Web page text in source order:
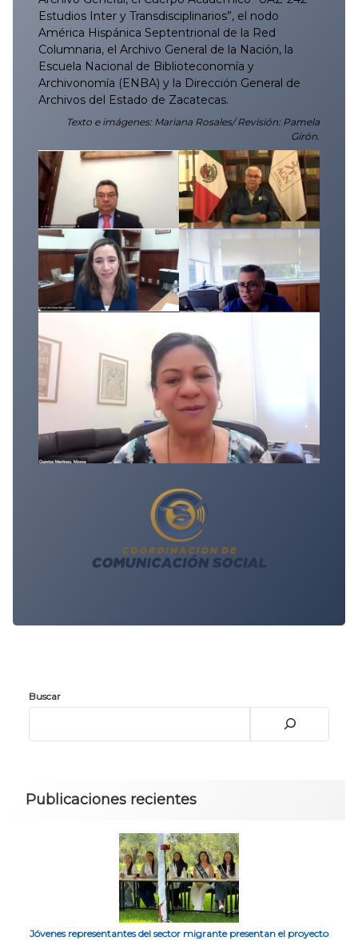
Estudios Inter y Transdisciplinarios”, el nodo
América Hispánica Septentrional de la Red
Columnaria, el Archivo General de la Nación, la
Escuela Nacional de Biblioteconomía y
Archivonomía (ENBA) y la Dirección General de
Archivos del Estado de Zacatecas.
Texto e imágenes: Mariana Rosales/Revisión: Pamela
Girón.
Buscar
Publicaciones recientes
Jóvenes representantes del sector migrante presentan el proyecto